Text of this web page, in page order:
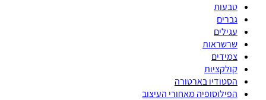
טבעות
גברים
עגילים
שרשראות
צמידים
קולקציות
הסטודיו בארטורה
הפילוסופיה מאחורי העיצוב